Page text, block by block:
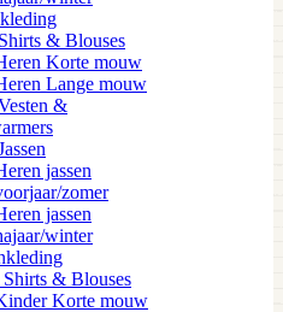
& Blouses
Korte mouw
Lange mouw
&
jassen
zomer
jassen
winter
& Blouses
Korte mouw